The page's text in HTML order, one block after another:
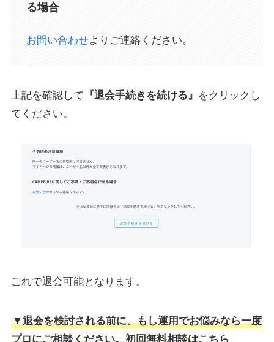
る場合
お問い合わせよりご連絡ください。
上記を確認して 『退会手続きを続ける』 をクリックし
てください。
これで退会可能となります。
▼退会を検討される前に、もし運用でお悩みなら一度
プロにご相談ください。初回無料相談はこちら